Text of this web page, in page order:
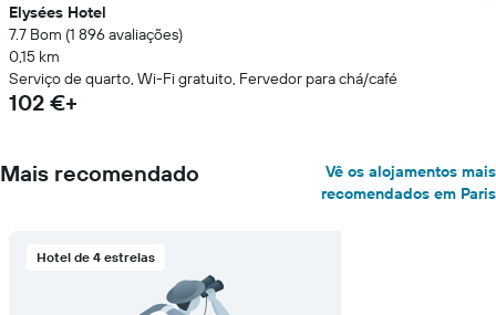
Elysées Hotel
7.7 Bom (1 896 avaliações)
0,15 km
Serviço de quarto, Wi-Fi gratuito, Fervedor para chá/café
102 €+
Mais recomendado
Vê os alojamentos mais
recomendados em Paris
Hotel de 4 estrelas